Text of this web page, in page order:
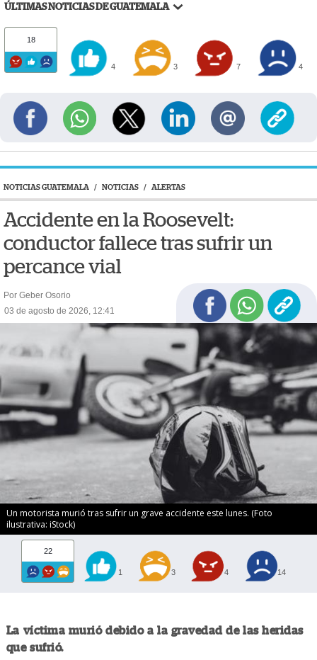
ÚLTIMAS NOTICIAS DE GUATEMALA
18
4 3 7 4
NOTICIAS GUATEMALA / NOTICIAS / ALERTAS
Accidente en la Roosevelt:
conductor fallece tras sufrir un
percance vial
Por Geber Osorio
03 de agosto de 2026, 12:41
Un motorista murió tras sufrir un grave accidente este lunes. (Foto
ilustrativa: iStock)
22
1 3 4 14
La víctima murió debido a la gravedad de las heridas
que sufrió.